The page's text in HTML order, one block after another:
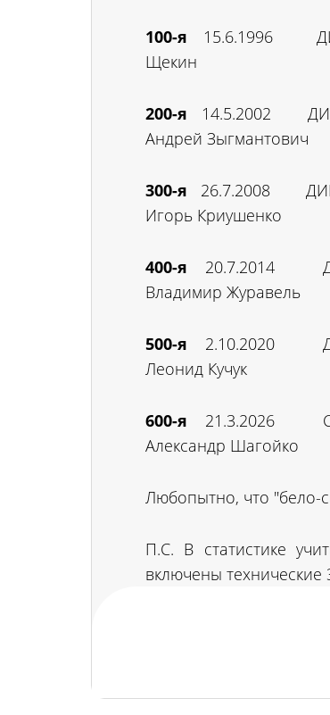
100-я 15.6.1996
Щекин
200-я 14.5.2002
Андрей Зыгмантович
300-я 26.7.2008
Игорь Криушенко
400-я 20.7.2014
Владимир Журавель
500-я 2.10.2020
Леонид Кучук
600-я 21.3.2026
Александр Шагойко
Любопытно, что "бело-
П.С. В статистике
включены технические